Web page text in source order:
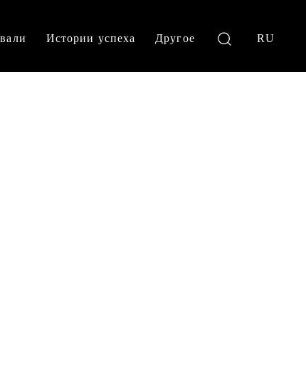
Истории успеха Другое RU